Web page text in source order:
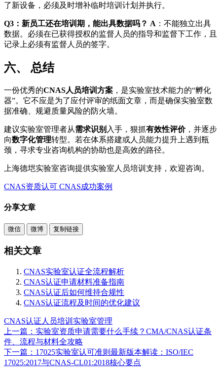
了新设备，必须及时增补临时培训计划并执行。
Q3：新员工还在培训期，能出具数据吗？ A ：不能独立出具
数据。必须在已获得授权的监督人员的指导和监督下工作，且
记录上必须有监督人员的签字。
六、 总结
一份优秀的CNAS人员培训方案 ，是实验室技术能力的“孵化
器”。它不应是为了应付评审的纸面文章，而是确保实验室数
据准确、规避质量风险的防火墙。
建议实验室管理者从需求识别 入手，狠抓有效性评价，并逐步
向数字化管理转型。若在体系搭建或人员能力提升上遇到瓶
颈，寻求专业咨询机构的协助也是高效的路径。
上海德垲实验室咨询提供实验室人员培训支持，欢迎咨询。
CNAS资质认可 CNAS成功案例
分享文章
微信 微博 复制链接
相关文章
CNAS实验室认证全流程解析
CNAS认证申请材料准备指南
CNAS认证后如何维持合规性
CNAS认证流程及时间的优化建议
CNAS认证 人员培训 实验室管理
上一篇：实验室资质申请需要什么手续？CMA/CNAS认证条
件、流程与材料全攻略
下一篇：17025实验室认可准则最新版本解读：ISO/IEC
17025:2017与CNAS-CL01:2018核心要点